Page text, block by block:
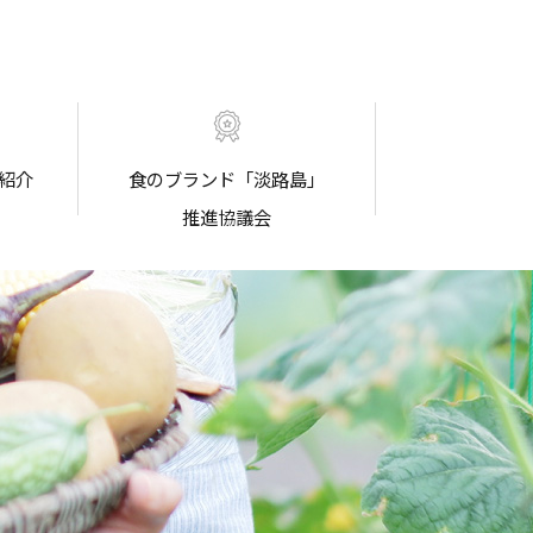
介
食のブランド「淡路島」
推進協議会